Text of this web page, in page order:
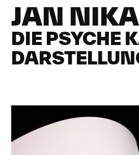
JAN
DIE PSYCHE